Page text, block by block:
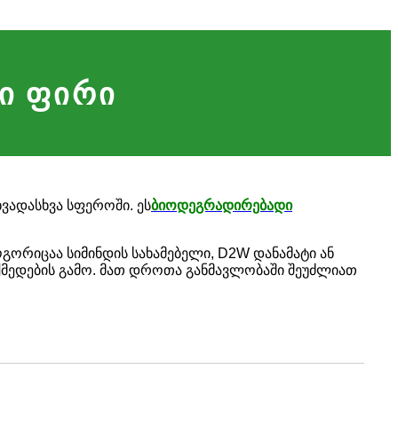
ფირი
სფეროში. ესბიოდეგრადირებადი
სიმინდის სახამებელი, D2W დანამატი ან
გამო. მათ დროთა განმავლობაში შეუძლიათ